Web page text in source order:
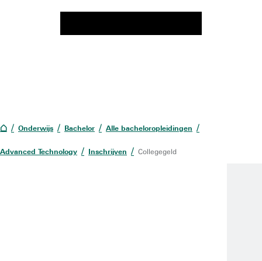
Onderwijs Bachelor Alle bacheloropleidingen
Advanced Technology Inschrijven Collegegeld